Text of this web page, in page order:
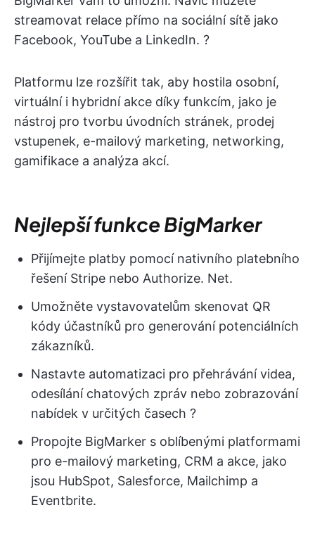
streamovat relace přímo na sociální sítě jako
Facebook, YouTube a LinkedIn. ?
Platformu lze rozšířit tak, aby hostila osobní,
virtuální i hybridní akce díky funkcím, jako je
nástroj pro tvorbu úvodních stránek, prodej
vstupenek, e-mailový marketing, networking,
gamifikace a analýza akcí.
Nejlepší funkce BigMarker
Přijímejte platby pomocí nativního platebního
řešení Stripe nebo Authorize. Net.
Umožněte vystavovatelům skenovat QR
kódy účastníků pro generování potenciálních
zákazníků.
Nastavte automatizaci pro přehrávání videa,
odesílání chatových zpráv nebo zobrazování
nabídek v určitých časech ?
Propojte BigMarker s oblíbenými platformami
pro e-mailový marketing, CRM a akce, jako
jsou HubSpot, Salesforce, Mailchimp a
Eventbrite.